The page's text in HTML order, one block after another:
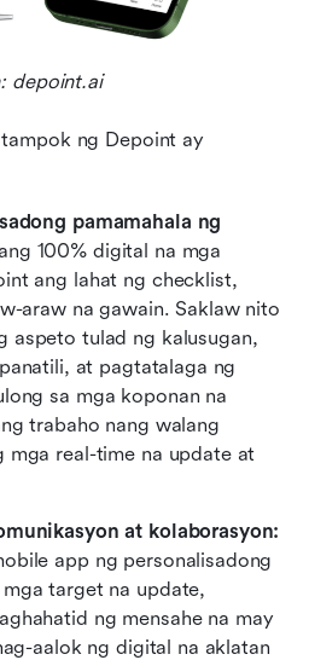
depoint.ai
ng Depoint ay
pamamahala ng
100% digital na mga
ang lahat ng checklist,
araw na gawain. Saklaw nito
aspeto tulad ng kalusugan,
at pagtatalaga ng
sa mga koponan na
trabaho nang walang
mga real-time na update at
at kolaborasyon:
app ng personalisadong
target na update,
ng mensahe na may
aalok ng digital na aklatan